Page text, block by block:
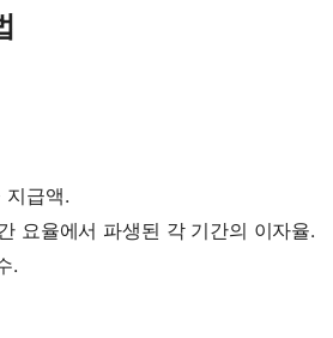
지급액.
요율에서 파생된 각 기간의 이자율.
.